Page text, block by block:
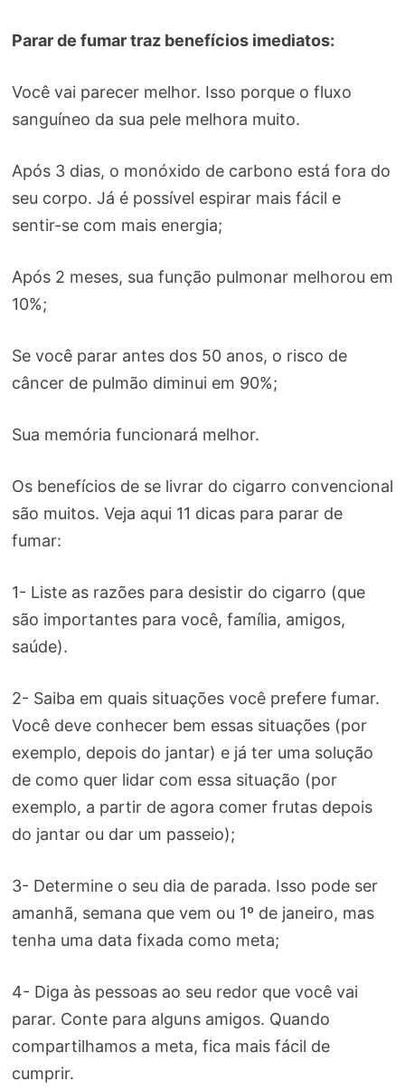
Parar de fumar traz benefícios imediatos:
Você vai parecer melhor. Isso porque o fluxo
sanguíneo da sua pele melhora muito.
Após 3 dias, o monóxido de carbono está fora do
seu corpo. Já é possível espirar mais fácil e
sentir-se com mais energia;
Após 2 meses, sua função pulmonar melhorou em
10%;
Se você parar antes dos 50 anos, o risco de
câncer de pulmão diminui em 90%;
Sua memória funcionará melhor.
Os benefícios de se livrar do cigarro convencional
são muitos. Veja aqui 11 dicas para parar de
fumar:
1- Liste as razões para desistir do cigarro (que
são importantes para você, família, amigos,
saúde).
2- Saiba em quais situações você prefere fumar.
Você deve conhecer bem essas situações (por
exemplo, depois do jantar) e já ter uma solução
de como quer lidar com essa situação (por
exemplo, a partir de agora comer frutas depois
do jantar ou dar um passeio);
3- Determine o seu dia de parada. Isso pode ser
amanhã, semana que vem ou 1º de janeiro, mas
tenha uma data fixada como meta;
4- Diga às pessoas ao seu redor que você vai
parar. Conte para alguns amigos. Quando
compartilhamos a meta, fica mais fácil de
cumprir.